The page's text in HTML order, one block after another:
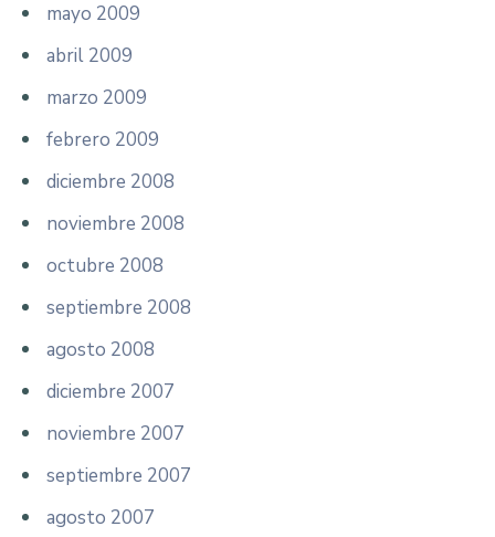
mayo 2009
abril 2009
marzo 2009
febrero 2009
diciembre 2008
noviembre 2008
octubre 2008
septiembre 2008
agosto 2008
diciembre 2007
noviembre 2007
septiembre 2007
agosto 2007